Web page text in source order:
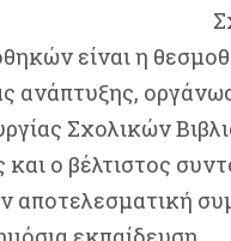
είναι η
ανάπτυξης,
Σχολικών
ο βέλτιστος
αποτελεσματική